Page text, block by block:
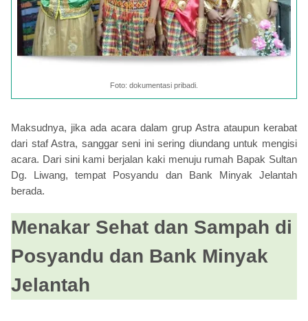
Foto: dokumentasi pribadi.
Maksudnya, jika ada acara dalam grup Astra ataupun kerabat
dari staf Astra, sanggar seni ini sering diundang untuk mengisi
acara. Dari sini kami berjalan kaki menuju rumah Bapak Sultan
Dg. Liwang, tempat Posyandu dan Bank Minyak Jelantah
berada.
Menakar Sehat dan Sampah di
Posyandu dan Bank Minyak
Jelantah